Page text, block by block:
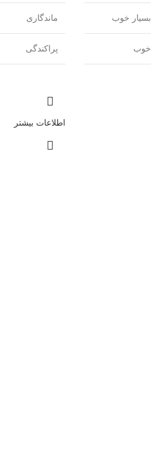
بسیار خوب
خوب
ماندگاری
پراکندگی
اطلاعات بیشتر